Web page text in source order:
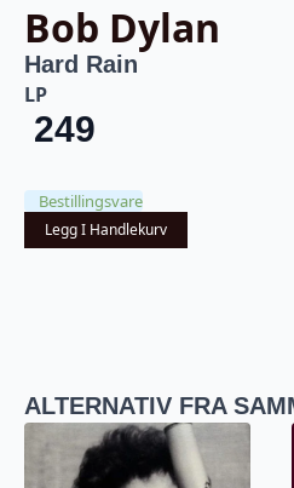
Bob Dylan
Hard Rain
LP
249
Bestillingsvare
Legg I Handlekurv
ALTERNATIV FRA